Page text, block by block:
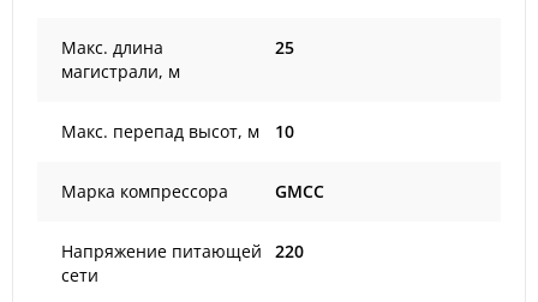
Макс. длина
магистрали, м
25
Макс. перепад высот, м 10
Марка компрессора GMCC
Напряжение питающей
сети
220